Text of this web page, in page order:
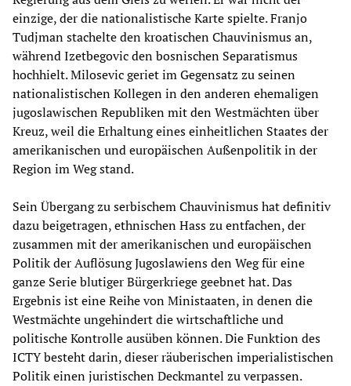
einzige, der die nationalistische Karte spielte. Franjo
Tudjman stachelte den kroatischen Chauvinismus an,
während Izetbegovic den bosnischen Separatismus
hochhielt. Milosevic geriet im Gegensatz zu seinen
nationalistischen Kollegen in den anderen ehemaligen
jugoslawischen Republiken mit den Westmächten über
Kreuz, weil die Erhaltung eines einheitlichen Staates der
amerikanischen und europäischen Außenpolitik in der
Region im Weg stand.
Sein Übergang zu serbischem Chauvinismus hat definitiv
dazu beigetragen, ethnischen Hass zu entfachen, der
zusammen mit der amerikanischen und europäischen
Politik der Auflösung Jugoslawiens den Weg für eine
ganze Serie blutiger Bürgerkriege geebnet hat. Das
Ergebnis ist eine Reihe von Ministaaten, in denen die
Westmächte ungehindert die wirtschaftliche und
politische Kontrolle ausüben können. Die Funktion des
ICTY besteht darin, dieser räuberischen imperialistischen
Politik einen juristischen Deckmantel zu verpassen.